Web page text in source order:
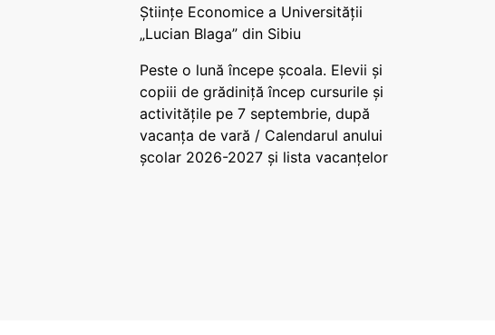
Științe Economice a Universității
„Lucian Blaga” din Sibiu
Peste o lună începe școala. Elevii și
copiii de grădiniță încep cursurile și
activitățile pe 7 septembrie, după
vacanța de vară / Calendarul anului
școlar 2026-2027 și lista vacanțelor